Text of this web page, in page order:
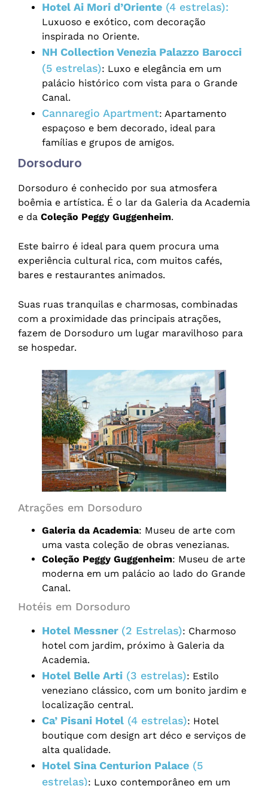
Hotel Ai Mori d’Oriente (4 estrelas):
Luxuoso e exótico, com decoração
inspirada no Oriente.
NH Collection Venezia Palazzo Barocci
(5 estrelas): Luxo e elegância em um
palácio histórico com vista para o Grande
Canal.
Cannaregio Apartment: Apartamento
espaçoso e bem decorado, ideal para
famílias e grupos de amigos.
Dorsoduro
Dorsoduro é conhecido por sua atmosfera
boêmia e artística. É o lar da Galeria da Academia
e da Coleção Peggy Guggenheim.
Este bairro é ideal para quem procura uma
experiência cultural rica, com muitos cafés,
bares e restaurantes animados.
Suas ruas tranquilas e charmosas, combinadas
com a proximidade das principais atrações,
fazem de Dorsoduro um lugar maravilhoso para
se hospedar.
Atrações em Dorsoduro
Galeria da Academia: Museu de arte com
uma vasta coleção de obras venezianas.
Coleção Peggy Guggenheim: Museu de arte
moderna em um palácio ao lado do Grande
Canal.
Hotéis em Dorsoduro
Hotel Messner (2 Estrelas): Charmoso
hotel com jardim, próximo à Galeria da
Academia.
Hotel Belle Arti (3 estrelas): Estilo
veneziano clássico, com um bonito jardim e
localização central.
Ca’ Pisani Hotel (4 estrelas): Hotel
boutique com design art déco e serviços de
alta qualidade.
Hotel Sina Centurion Palace (5
estrelas): Luxo contemporâneo em um